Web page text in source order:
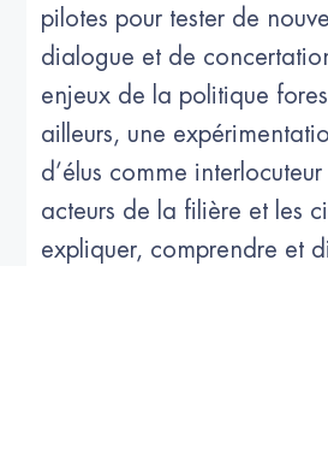
pilotes pour tester de
dialogue et de
enjeux de la politique
ailleurs, une
d’élus comme
acteurs de la filière et les
expliquer, comprendre et